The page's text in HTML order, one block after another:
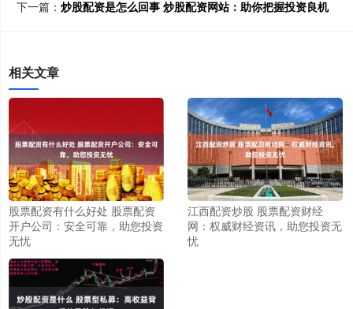
下一篇： 炒股配资是怎么回事 炒股配资网站：助你把握投资良机
相关文章
股票配资有什么好处 股票配资
开户公司：安全可靠，助您投资
无忧
江西配资炒股 股票配资财经
网：权威财经资讯，助您投资无
忧